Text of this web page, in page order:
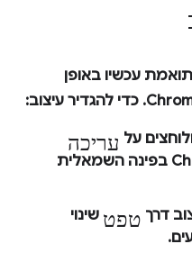
עכשיו באופן
על עריכה
בפינה השמאלית
דרך טפט שינוי